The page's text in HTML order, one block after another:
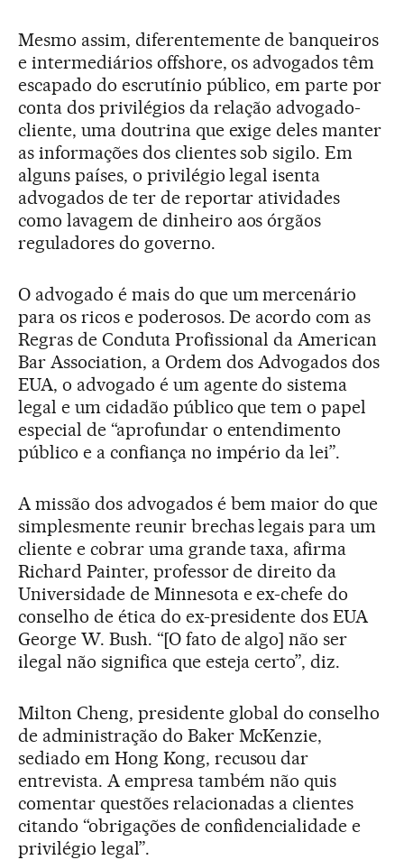
Mesmo assim, diferentemente de banqueiros
e intermediários offshore, os advogados têm
escapado do escrutínio público, em parte por
conta dos privilégios da relação advogado-
cliente, uma doutrina que exige deles manter
as informações dos clientes sob sigilo. Em
alguns países, o privilégio legal isenta
advogados de ter de reportar atividades
como lavagem de dinheiro aos órgãos
reguladores do governo.
O advogado é mais do que um mercenário
para os ricos e poderosos. De acordo com as
Regras de Conduta Profissional da American
Bar Association, a Ordem dos Advogados dos
EUA, o advogado é um agente do sistema
legal e um cidadão público que tem o papel
especial de “aprofundar o entendimento
público e a confiança no império da lei”.
A missão dos advogados é bem maior do que
simplesmente reunir brechas legais para um
cliente e cobrar uma grande taxa, afirma
Richard Painter, professor de direito da
Universidade de Minnesota e ex-chefe do
conselho de ética do ex-presidente dos EUA
George W. Bush. “[O fato de algo] não ser
ilegal não significa que esteja certo”, diz.
Milton Cheng, presidente global do conselho
de administração do Baker McKenzie,
sediado em Hong Kong, recusou dar
entrevista. A empresa também não quis
comentar questões relacionadas a clientes
citando “obrigações de confidencialidade e
privilégio legal”.